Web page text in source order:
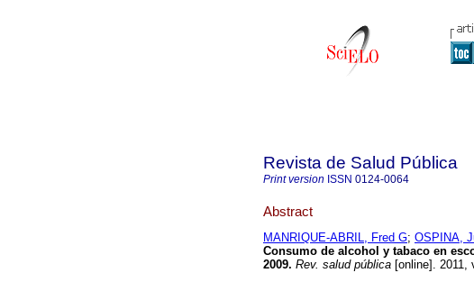
Revista de Salud Pública
Print version ISSN 0124-0064
Abstract
MANRIQUE-ABRIL, Fred G; OSPINA,
Consumo de alcohol y tabaco en
2009. Rev. salud pública [online]. 2011,